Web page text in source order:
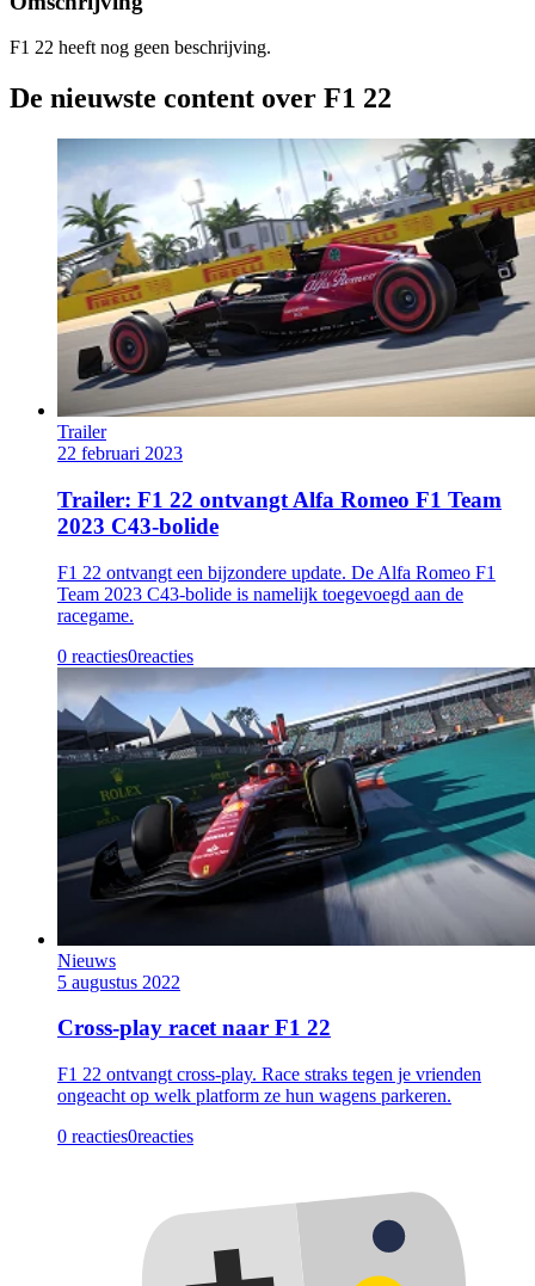
F1 22 heeft nog geen beschrijving.
De nieuwste content over F1 22
Trailer
22 februari 2023
Trailer: F1 22 ontvangt Alfa Romeo F1 Team
2023 C43-bolide
F1 22 ontvangt een bijzondere update. De Alfa Romeo F1
Team 2023 C43-bolide is namelijk toegevoegd aan de
racegame.
0 reacties0reacties
Nieuws
5 augustus 2022
Cross-play racet naar F1 22
F1 22 ontvangt cross-play. Race straks tegen je vrienden
ongeacht op welk platform ze hun wagens parkeren.
0 reacties0reacties